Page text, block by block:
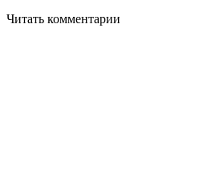
Читать комментарии